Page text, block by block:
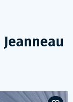
Jeanneau